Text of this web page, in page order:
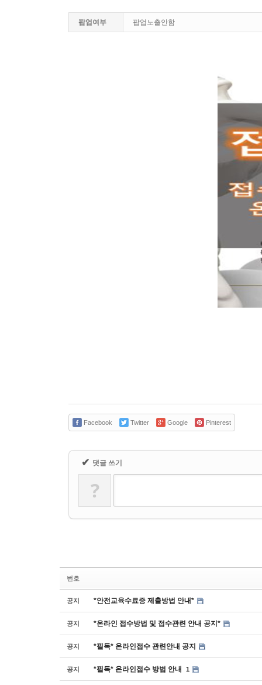
팝업여부 팝업노출안함
Facebook Twitter Google Pinterest
✔ 댓글 쓰기
?
번호
공지 *안전교육수료증 제출방법 안내*
공지 *온라인 접수방법 및 접수관련 안내 공지*
공지 *필독* 온라인접수 관련안내 공지
공지 *필독* 온라인접수 방법 안내 1